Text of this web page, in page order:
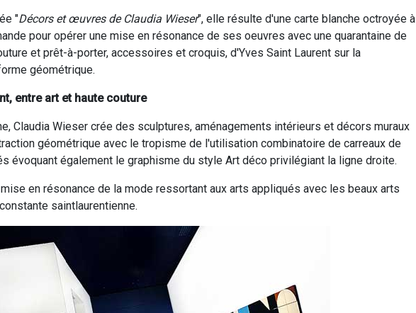
"Décors et œuvres de Claudia Wieser", elle résulte d'une carte blanche octroyée à
pour opérer une mise en résonance de ses oeuvres avec une quarantaine de
et prêt-à-porter, accessoires et croquis, d'Yves Saint Laurent sur la
géométrique.
entre art et haute couture
Claudia Wieser crée des sculptures, aménagements intérieurs et décors muraux
géométrique avec le tropisme de l'utilisation combinatoire de carreaux de
évoquant également le graphisme du style Art déco privilégiant la ligne droite.
en résonance de la mode ressortant aux arts appliqués avec les beaux arts
saintlaurentienne.